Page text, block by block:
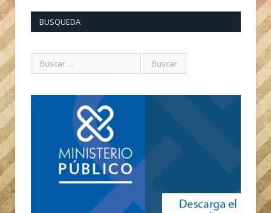
BUSQUEDA